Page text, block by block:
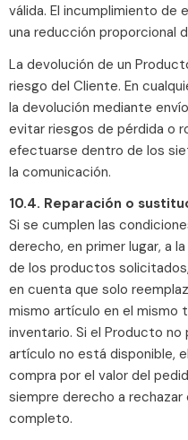
válida. El incumplimiento de
una reducción proporcional
La devolución de un
riesgo del Cliente. En
la devolución mediante
evitar riesgos de pérdida o
efectuarse dentro de los
la comunicación.
10.4. Reparación o
Si se cumplen las
derecho, en primer lugar, a
de los productos
en cuenta que solo
mismo artículo en el mismo
inventario. Si el Producto
artículo no está disponible,
compra por el valor del
siempre derecho a rechazar
completo.